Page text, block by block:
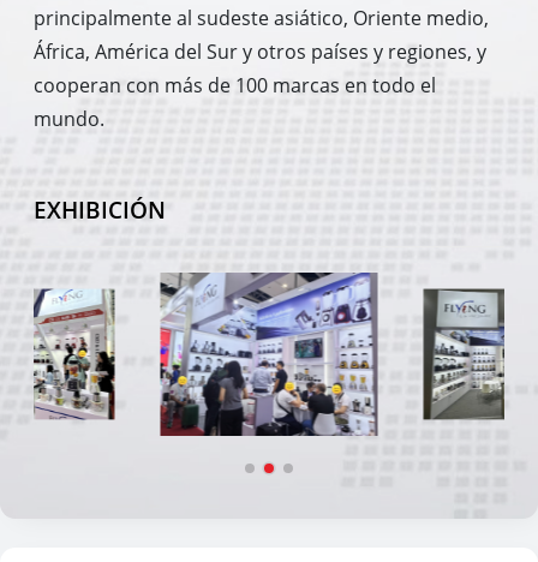
principalmente al sudeste asiático, Oriente medio,
África, América del Sur y otros países y regiones, y
cooperan con más de 100 marcas en todo el
mundo.
EXHIBICIÓN